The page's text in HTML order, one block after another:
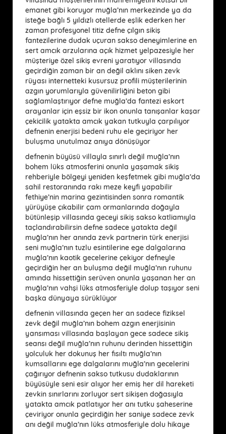
emanet gibi koruyor muğla’nın merkezinde ya da
isteğe bağlı 5 yıldızlı otellerde eşlik ederken her
zaman profesyonel titiz defne çılgın sikiş
fantezilerine dudak uçuran sakso deneyimlerine en
sert amcık arzularına açık hizmet yelpazesiyle her
müşteriye özel sikiş evreni yaratıyor villasında
geçirdiğin zaman bir an değil aklını siken zevk
rüyası internetteki kusursuz profili müşterilerinin
azgın yorumlarıyla güvenilirliğini beton gibi
sağlamlaştırıyor defne muğla’da fantezi eskort
arayanlar için eşsiz bir ikon onunla tanışanlar kaşar
çekicilik yatakta amcık yakan tutkuyla çarpılıyor
defnenin enerjisi bedeni ruhu ele geçiriyor her
buluşma unutulmaz anıya dönüşüyor
defnenin büyüsü villayla sınırlı değil muğla’nın
bohem lüks atmosferini onunla yaşamak sikiş
rehberiyle bölgeyi yeniden keşfetmek gibi muğla’da
sahil restoranında rakı meze keyfi yapabilir
fethiye’nin marina gezintisinden sonra romantik
yürüyüşe çıkabilir çam ormanlarında doğayla
bütünleşip villasında geceyi sikiş sakso katliamıyla
taçlandırabilirsin defne sadece yatakta değil
muğla’nın her anında zevk partnerin türk enerjisi
seni muğla’nın tuzlu esintilerine ege dalgalarına
muğla’nın kaotik gecelerine çekiyor defneyle
geçirdiğin her an buluşma değil muğla’nın ruhunu
amında hissettiğin serüven onunla yaşanan her an
muğla’nın vahşi lüks atmosferiyle dolup taşıyor seni
başka dünyaya sürüklüyor
defnenin villasında geçen her an sadece fiziksel
zevk değil muğla’nın bohem azgın enerjisinin
yansıması villasında başlayan gece sadece sikiş
seansı değil muğla’nın ruhunu derinden hissettiğin
yolculuk her dokunuş her fısıltı muğla’nın
kumsallarını ege dalgalarını muğla’nın gecelerini
çağırıyor defnenin sakso tutkusu dudaklarının
büyüsüyle seni esir alıyor her emiş her dil hareketi
zevkin sınırlarını zorluyor sert sikişen doğasıyla
yatakta amcık patlatıyor her anı tutku şaheserine
çeviriyor onunla geçirdiğin her saniye sadece zevk
anı değil muğla’nın lüks atmosferiyle dolu hikaye